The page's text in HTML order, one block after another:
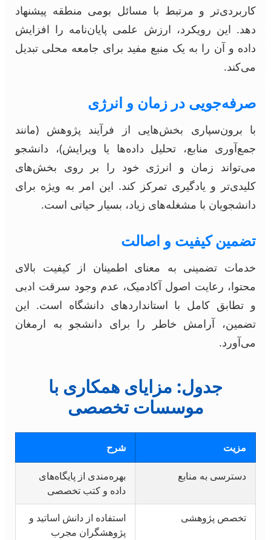
کاربردی‌تر و مرتبط با مسائل بومی منطقه پیشنهاد
دهد. این رویکرد، ارزش علمی پایان‌نامه را افزایش
داده و آن را به یک منبع مفید برای جامعه محلی تبدیل
می‌کند.
صرفه‌جویی در زمان و انرژی
با برون‌سپاری بخش‌هایی از فرآیند پژوهش (مانند
جمع‌آوری منابع، تحلیل داده‌ها یا ویرایش)، دانشجو
می‌تواند زمان و انرژی خود را بر روی بخش‌های
کلیدی‌تر و یادگیری تمرکز کند. این امر به ویژه برای
دانشجویان با مشغله‌های زیاد، بسیار حیاتی است.
تضمین کیفیت و اصالت
خدمات تضمینی به معنای اطمینان از کیفیت بالای
محتوا، رعایت اصول آکادمیک، عدم وجود سرقت ادبی
و تطابق کامل با استانداردهای دانشگاه است. این
تضمین، آرامش خاطر را برای دانشجو به ارمغان
می‌آورد.
جدول: مزایای همکاری با
موسسات تخصصی
مزیت شرح
دسترسی به منابع
بهره‌مندی از پایگاه‌های
داده و کتب تخصصی
تخصص پژوهشی
استفاده از دانش اساتید و
پژوهشگران مجرب